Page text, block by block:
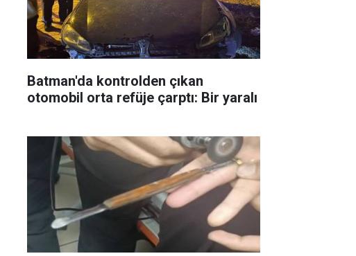
Batman'da kontrolden çıkan
otomobil orta refüje çarptı: Bir yaralı